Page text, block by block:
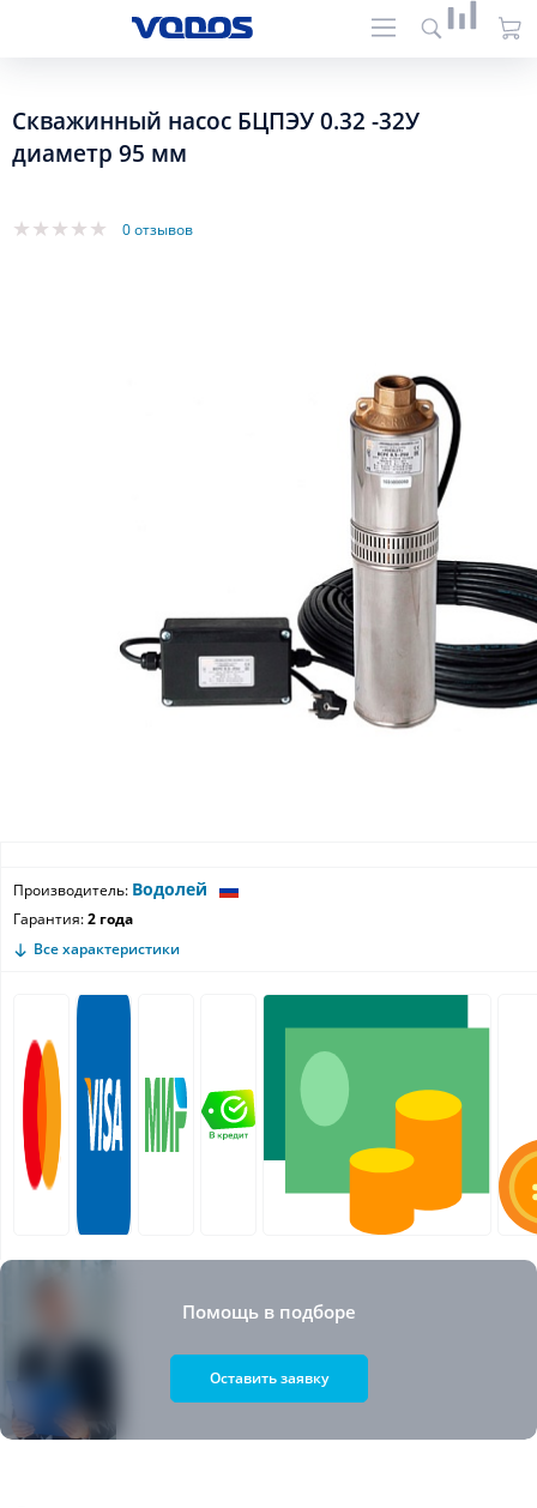
Скважинный насос БЦПЭУ 0.32 -32У
диаметр 95 мм
0 отзывов
Производитель: Водолей
Гарантия:2 года
Все характеристики
Помощь в подборе
Оставить заявку